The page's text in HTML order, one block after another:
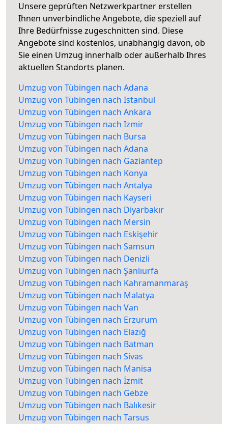
Unsere geprüften Netzwerkpartner erstellen
Ihnen unverbindliche Angebote, die speziell auf
Ihre Bedürfnisse zugeschnitten sind. Diese
Angebote sind kostenlos, unabhängig davon, ob
Sie einen Umzug innerhalb oder außerhalb Ihres
aktuellen Standorts planen.
Umzug von Tübingen nach Adana
Umzug von Tübingen nach Istanbul
Umzug von Tübingen nach Ankara
Umzug von Tübingen nach Izmir
Umzug von Tübingen nach Bursa
Umzug von Tübingen nach Adana
Umzug von Tübingen nach Gaziantep
Umzug von Tübingen nach Konya
Umzug von Tübingen nach Antalya
Umzug von Tübingen nach Kayseri
Umzug von Tübingen nach Diyarbakır
Umzug von Tübingen nach Mersin
Umzug von Tübingen nach Eskişehir
Umzug von Tübingen nach Samsun
Umzug von Tübingen nach Denizli
Umzug von Tübingen nach Şanlıurfa
Umzug von Tübingen nach Kahramanmaraş
Umzug von Tübingen nach Malatya
Umzug von Tübingen nach Van
Umzug von Tübingen nach Erzurum
Umzug von Tübingen nach Elazığ
Umzug von Tübingen nach Batman
Umzug von Tübingen nach Sivas
Umzug von Tübingen nach Manisa
Umzug von Tübingen nach İzmit
Umzug von Tübingen nach Gebze
Umzug von Tübingen nach Balıkesir
Umzug von Tübingen nach Tarsus